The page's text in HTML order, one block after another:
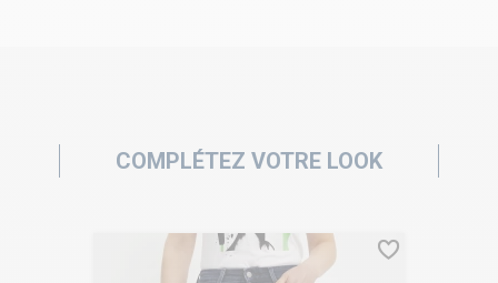
COMPLÉTEZ VOTRE LOOK